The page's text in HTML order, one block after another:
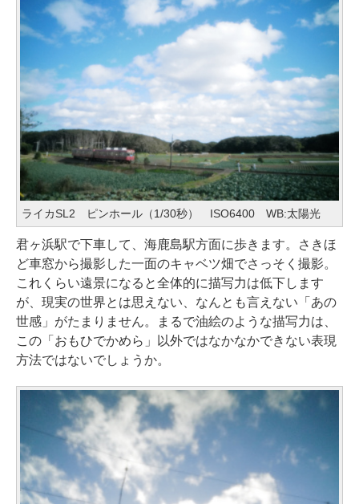
ライカSL2 ピンホール（1/30秒） ISO6400 WB:太陽光
君ヶ浜駅で下車して、海鹿島駅方面に歩きます。さきほ
ど車窓から撮影した一面のキャベツ畑でさっそく撮影。
これくらい遠景になると全体的に描写力は低下します
が、現実の世界とは思えない、なんとも言えない「あの
世感」がたまりません。まるで油絵のような描写力は、
この「おもひでかめら」以外ではなかなかできない表現
方法ではないでしょうか。